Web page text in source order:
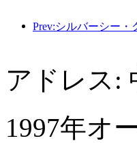
アドレス:
1997年オ